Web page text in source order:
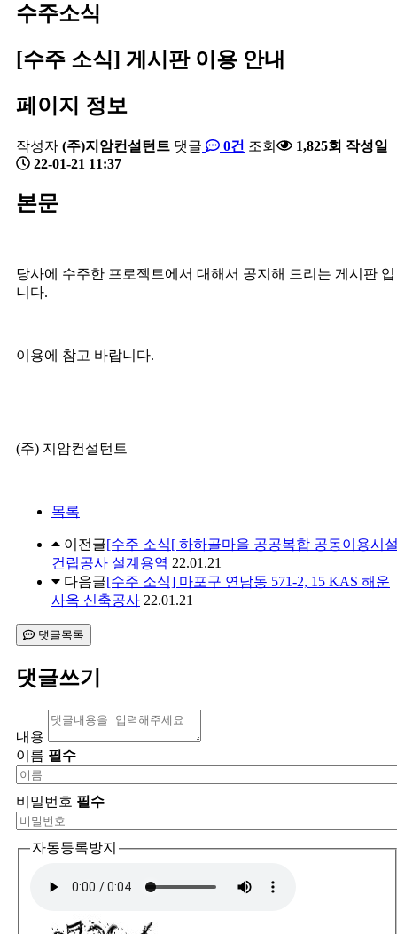
수주소식
[수주 소식] 게시판 이용 안내
페이지 정보
작성자 (주)지암컨설턴트 댓글 0건 조회 1,825회 작성일
22-01-21 11:37
본문
당사에 수주한 프로젝트에서 대해서 공지해 드리는 게시판 입
니다.
이용에 참고 바랍니다.
(주) 지암컨설턴트
목록
이전글[수주 소식[ 하하골마을 공공복합 공동이용시
건립공사 설계용역 22.01.21
다음글[수주 소식] 마포구 연남동 571-2, 15 KAS 해운
사옥 신축공사 22.01.21
댓글목록
댓글쓰기
내용
이름 필수
비밀번호 필수
자동등록방지